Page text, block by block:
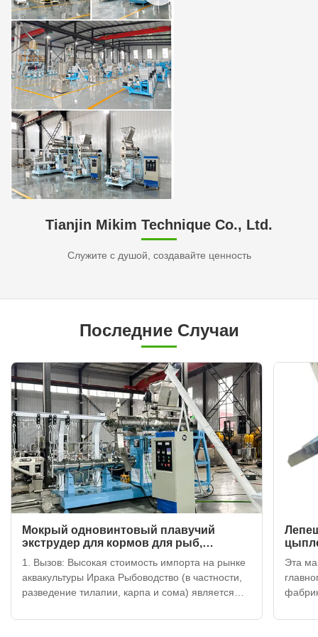
Tianjin Mikim Technique Co., Ltd.
Служите с душой, создавайте ценность
Последние Случаи
Мокрый одновинтовый плавучий
экструдер для кормов для рыб,
тематическое исследование
1. Вызов: Высокая стоимость импорта на рынке
аквакультуры Ирака Рыбоводство (в частности,
разведение тилапии, карпа и сома) является
многие коммерческие фермы сталкиваются с
Эта